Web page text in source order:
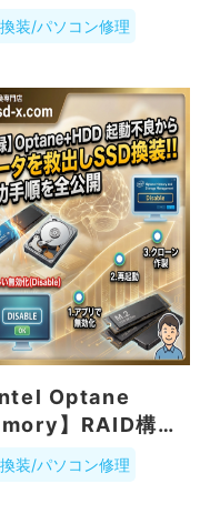
のSSD換装はプ
任せるのがおす
装/パソコン修理
Optane
】RAID構築
が起動不能に…！
タを消さずに復
装/パソコン修理